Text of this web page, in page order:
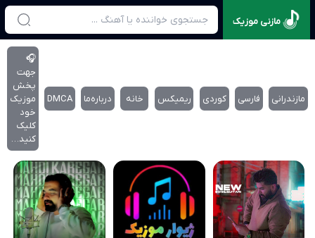
مازنی موزیک
مازندرانی فارسی کوردی ریمیکس خانه درباره‌‌ما DMCA
🎧
جهت
پخش
موزیک
خود
کلیک
کنید…